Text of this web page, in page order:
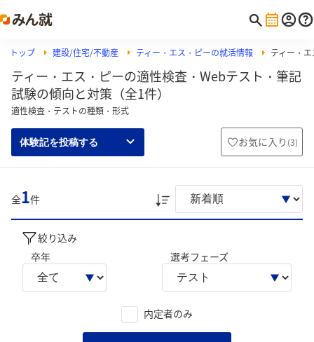
トップ 建設/住宅/不動産 ティー・エス・ピーの就活情報 ティー・
ティー・エス・ピーの適性検査・Webテスト・筆記
試験の傾向と対策（全1件）
適性検査・テストの種類・形式
体験記を投稿する お気に入り (3)
全1件
絞り込み
卒年
選考フェーズ
内定者のみ